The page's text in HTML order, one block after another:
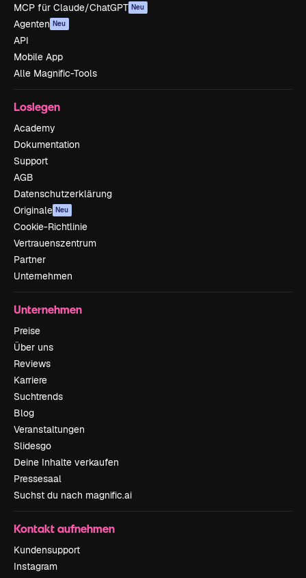
MCP für Claude/ChatGPT Neu
Agenten Neu
API
Mobile App
Alle Magnific-Tools
Loslegen
Academy
Dokumentation
Support
AGB
Datenschutzerklärung
Originale Neu
Cookie-Richtlinie
Vertrauenszentrum
Partner
Unternehmen
Unternehmen
Preise
Über uns
Reviews
Karriere
Suchtrends
Blog
Veranstaltungen
Slidesgo
Deine Inhalte verkaufen
Pressesaal
Suchst du nach magnific.ai
Kontakt aufnehmen
Kundensupport
Instagram